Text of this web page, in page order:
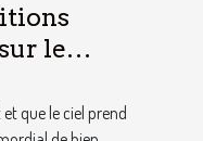
le
que le ciel prend